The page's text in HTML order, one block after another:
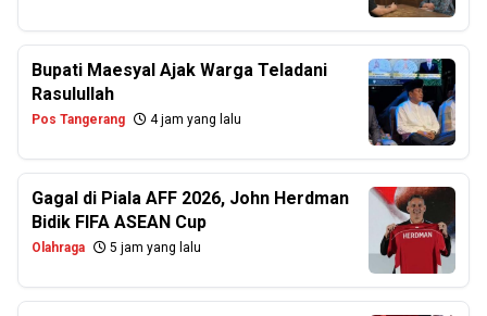
Bupati Maesyal Ajak Warga Teladani
Rasulullah
Pos Tangerang 4 jam yang lalu
Gagal di Piala AFF 2026, John Herdman
Bidik FIFA ASEAN Cup
Olahraga 5 jam yang lalu